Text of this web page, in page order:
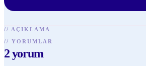
// AÇIKLAMA
// YORUMLAR
2yorum